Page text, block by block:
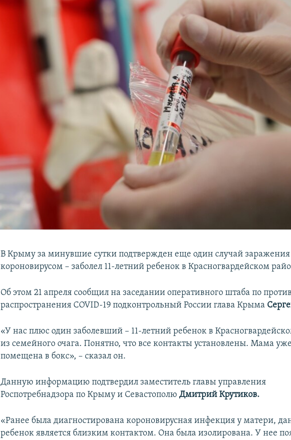
В Крыму за минувшие сутки подтвержден еще один случай заражения
короновирусом – заболел 11-летний ребенок в Красногвардейском
Об этом 21 апреля сообщил на заседании оперативного штаба по
распространения COVID-19 подконтрольный России глава Крыма
«У нас плюс один заболевший – 11-летний ребенок в
из семейного очага. Понятно, что все контакты установлены. Мама
помещена в бокс», – сказал он.
Данную информацию подтвердил заместитель главы управления
Роспотребнадзора по Крыму и СевастополюДмитрий Крутиков.
«Ранее была диагностирована короновирусная инфекция у матери,
ребенок является близким контактом. Она была изолирована. У нее